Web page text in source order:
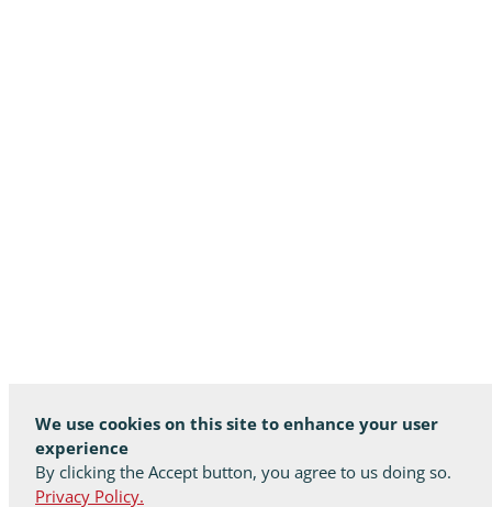
We use cookies on this site to enhance your user
experience
By clicking the Accept button, you agree to us doing so.
Privacy Policy.